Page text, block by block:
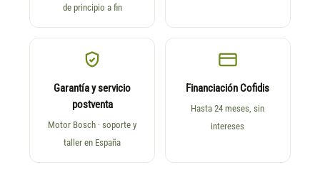
de principio a fin
Garantía y servicio
postventa
Motor Bosch · soporte y
taller en España
Financiación Cofidis
Hasta 24 meses, sin
intereses